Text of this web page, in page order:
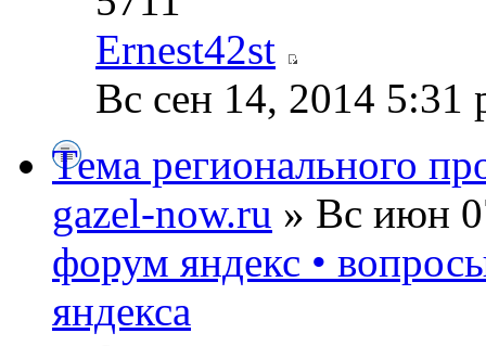
Ernest42st
Вс сен 14, 2014 5:31
Тема регионального
gazel-now.ru » Вс июн
форум яндекс •
яндекса